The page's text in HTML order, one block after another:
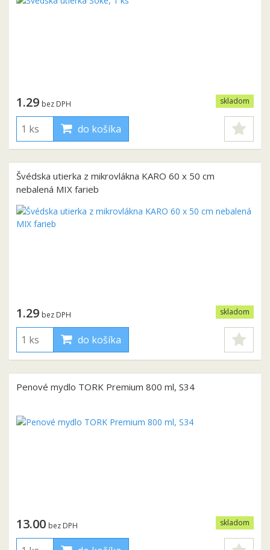
skladom
1.29 bez DPH
do košíka
Švédska utierka z mikrovlákna KARO 60 x 50 cm
nebalená MIX farieb
skladom
1.29 bez DPH
do košíka
Penové mydlo TORK Premium 800 ml, S34
skladom
13.00 bez DPH